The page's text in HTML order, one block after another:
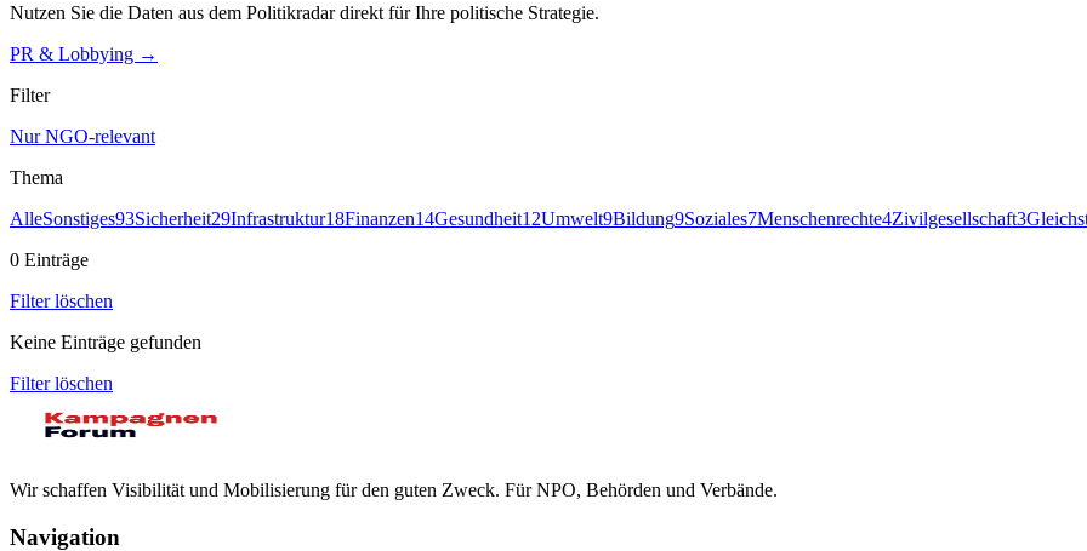
Nutzen Sie die Daten aus dem Politikradar direkt für Ihre politische Strategie.
PR & Lobbying →
Filter
Nur NGO-relevant
Thema
AlleSonstiges93Sicherheit29Infrastruktur18Finanzen14Gesundheit12Umwelt9Bildung9Soziales7Menschenrechte4Zivilgesellschaft3
0 Einträge
Filter löschen
Keine Einträge gefunden
Filter löschen
Wir schaffen Visibilität und Mobilisierung für den guten Zweck. Für NPO, Behörden und Verbände.
Navigation